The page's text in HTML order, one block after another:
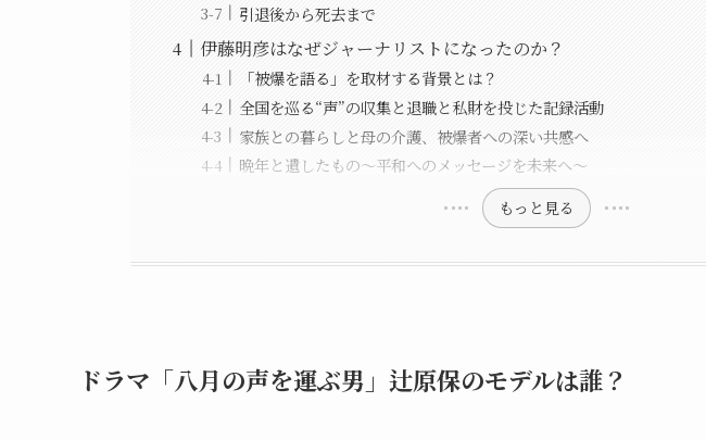
引退後から死去まで
伊藤明彦はなぜジャーナリストになったのか？
「被爆を語る」を取材する背景とは？
全国を巡る“声”の収集と退職と私財を投じた記録活動
家族との暮らしと母の介護、被爆者への深い共感へ
晩年と遺したもの〜平和へのメッセージを未来へ〜
もっと見る
ドラマ「八月の声を運ぶ男」辻原保のモデルは誰？